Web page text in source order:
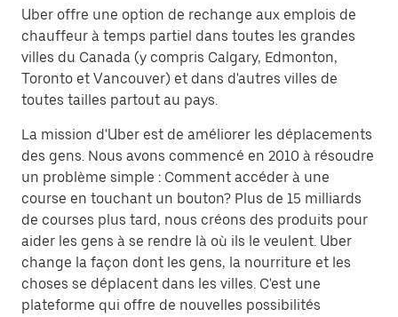
Uber offre une option de rechange aux emplois de
chauffeur à temps partiel dans toutes les grandes
villes du Canada (y compris Calgary, Edmonton,
Toronto et Vancouver) et dans d'autres villes de
toutes tailles partout au pays.
La mission d'Uber est de améliorer les déplacements
des gens. Nous avons commencé en 2010 à résoudre
un problème simple : Comment accéder à une
course en touchant un bouton? Plus de 15 milliards
de courses plus tard, nous créons des produits pour
aider les gens à se rendre là où ils le veulent. Uber
change la façon dont les gens, la nourriture et les
choses se déplacent dans les villes. C'est une
plateforme qui offre de nouvelles possibilités